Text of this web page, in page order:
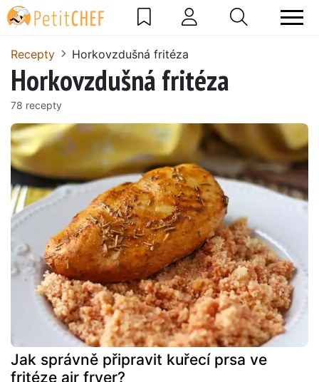
Recepty Horkovzdušná fritéza
Horkovzdušná fritéza
78 recepty
Jak správně připravit kuřecí prsa ve
fritéze air fryer?